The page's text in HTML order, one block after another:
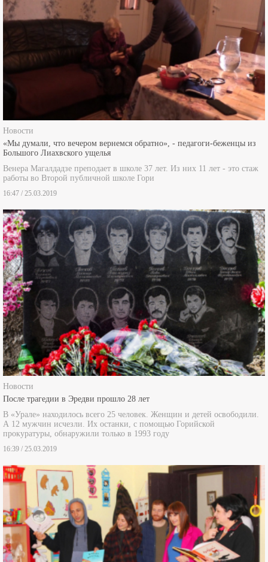
Новости
«Мы думали, что вечером вернемся обратно», - педагоги-беженцы из
Большого Лиахвского ущелья
Венера Магалдадзе преподает в школе 37 лет. Из них 11 лет - это стаж
работы во Второй публичной школе Гори
16:47 / 25.03.2019
Новости
После трагедии в Эредви прошло 28 лет
В «Урале» находилось всего 25 человек. Женщин и детей освободили.
А 12 мужчин исчезли. Их останки, с помощью Горийской
прокуратуры, обнаружили только в 1993 году
16:39 / 25.03.2019